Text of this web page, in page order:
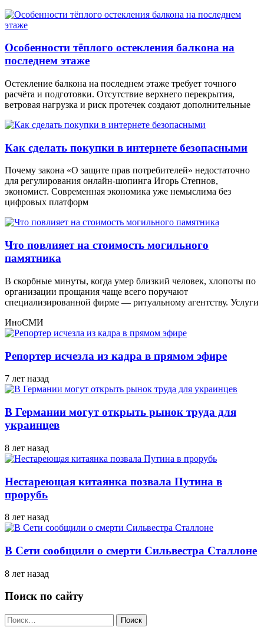
Особенности тёплого остекления балкона на
последнем этаже
Остекление балкона на последнем этаже требует точного
расчёта и подготовки. Отсутствие верхнего перекрытия,
ветровая нагрузка и риск протечек создают дополнительные
Как сделать покупки в интернете безопасными
Почему закона «О защите прав потребителей» недостаточно
для регулирования онлайн-шопинга Игорь Степнов,
экономист. Современная экономика уже немыслима без
цифровых платформ
Что повлияет на стоимость могильного
памятника
В скорбные минуты, когда умер близкий человек, хлопоты по
организации прощания чаще всего поручают
специализированной фирме — ритуальному агентству. Услуги
ИноСМИ
Репортер исчезла из кадра в прямом эфире
7 лет назад
В Германии могут открыть рынок труда для
украинцев
8 лет назад
Нестареющая китаянка позвала Путина в
прорубь
8 лет назад
В Сети сообщили о смерти Сильвестра Сталлоне
8 лет назад
Поиск по сайту
Найти: